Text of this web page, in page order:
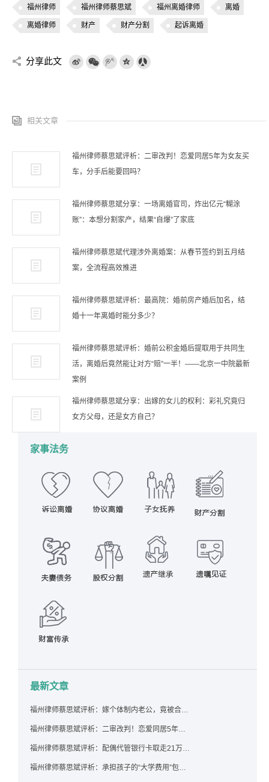
福州律师 福州律师蔡思斌 福州离婚律师 离婚
离婚律师 财产 财产分割 起诉离婚
分享此文
相关文章
福州律师蔡思斌评析：二审改判！恋爱同居5年为女友买
车，分手后能要回吗？
福州律师蔡思斌分享：一场离婚官司，炸出亿元“糊涂
账”：本想分割家产，结果“自爆”了家底
福州律师蔡思斌代理涉外离婚案：从春节签约到五月结
案，全流程高效推进
福州律师蔡思斌评析：最高院：婚前房产婚后加名，结
婚十一年离婚时能分多少？
福州律师蔡思斌评析：婚前公积金婚后提取用于共同生
活，离婚后竟然能让对方“赔”一半！——北京一中院最新
案例
福州律师蔡思斌分享：出嫁的女儿的权利：彩礼究竟归
女方父母，还是女方自己？
家事法务
最新文章
福州律师蔡思斌评析：嫁个体制内老公，竟被合伙设局背上近百万债务，婚前不查征信真要命！
福州律师蔡思斌评析：二审改判！恋爱同居5年为女友买车，分手后能要回吗？
福州律师蔡思斌评析：配偶代管银行卡取走21万，离婚后这笔钱还要得回来吗？
福州律师蔡思斌评析：承担孩子的“大学费用”包括高额留学费用吗？